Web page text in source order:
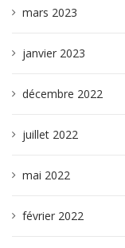
mars 2023
janvier 2023
décembre 2022
juillet 2022
mai 2022
février 2022